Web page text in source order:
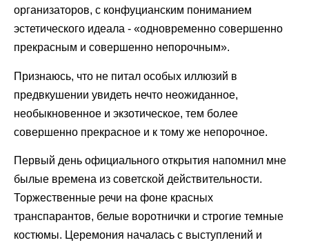
организаторов, с конфуцианским пониманием
эстетического идеала - «одновременно совершенно
прекрасным и совершенно непорочным».
Признаюсь, что не питал особых иллюзий в
предвкушении увидеть нечто неожиданное,
необыкновенное и экзотическое, тем более
совершенно прекрасное и к тому же непорочное.
Первый день официального открытия напомнил мне
былые времена из советской действительности.
Торжественные речи на фоне красных
транспарантов, белые воротнички и строгие темные
костюмы. Церемония началась с выступлений и